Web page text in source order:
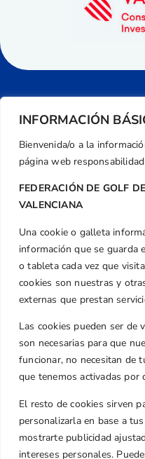
INFORMACIÓN
Bienvenida/o a la
página web
FEDERACIÓN DE GOLF
VALENCIANA
Una cookie o galleta
información que se guarda
o tableta cada vez que
cookies son nuestras y
externas que prestan
Las cookies pueden ser de
son necesarias para que
funcionar, no necesitan de
que tenemos activadas por
El resto de cookies sirven
personalizarla en base a
mostrarte publicidad
intereses personales.
Centre de
Caballero, Nº 5,
+34
Política